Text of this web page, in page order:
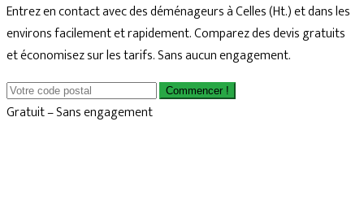
Entrez en contact avec des déménageurs à Celles (Ht.) et dans les
environs facilement et rapidement. Comparez des devis gratuits
et économisez sur les tarifs. Sans aucun engagement.
Commencer !
Gratuit – Sans engagement